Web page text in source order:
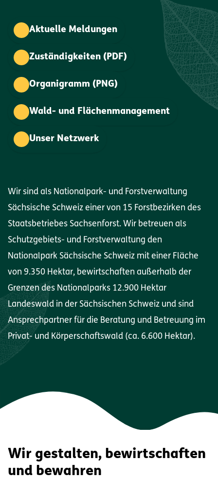
Aktuelle Meldungen
Zuständigkeiten (PDF)
Organigramm (PNG)
Wald- und Flächenmanagement
Unser Netzwerk
Wir sind als Nationalpark- und Forstverwaltung
Sächsische Schweiz einer von 15 Forstbezirken des
Staatsbetriebes Sachsenforst. Wir betreuen als
Schutzgebiets- und Forstverwaltung den
Nationalpark Sächsische Schweiz mit einer Fläche
von 9.350 Hektar, bewirtschaften außerhalb der
Grenzen des Nationalparks 12.900 Hektar
Landeswald in der Sächsischen Schweiz und sind
Ansprechpartner für die Beratung und Betreuung im
Privat- und Körperschaftswald (ca. 6.600 Hektar).
Wir gestalten, bewirtschaften
und bewahren